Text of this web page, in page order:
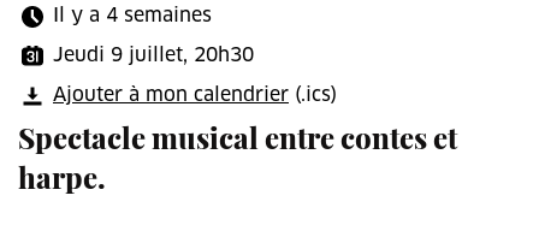
Il y a 4 semaines
Jeudi 9 juillet, 20h30
Ajouter à mon calendrier (.ics)
Spectacle musical entre contes et
harpe.